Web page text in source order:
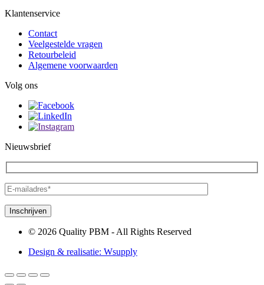
Klantenservice
Contact
Veelgestelde vragen
Retourbeleid
Algemene voorwaarden
Volg ons
Nieuwsbrief
© 2026 Quality PBM - All Rights Reserved
Design & realisatie: Wsupply